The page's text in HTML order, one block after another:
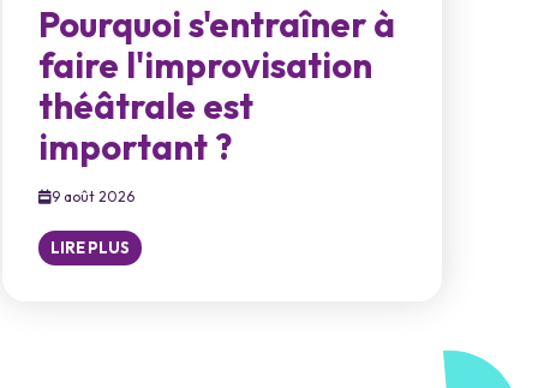
Pourquoi s'entraîner à
faire l'improvisation
théâtrale est
important ?
9 août 2026
LIRE PLUS